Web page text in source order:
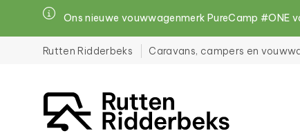
Rutten Ridderbeks Caravans, campers en
Ons nieuwe vouwwagenmerk PureCamp #ONE